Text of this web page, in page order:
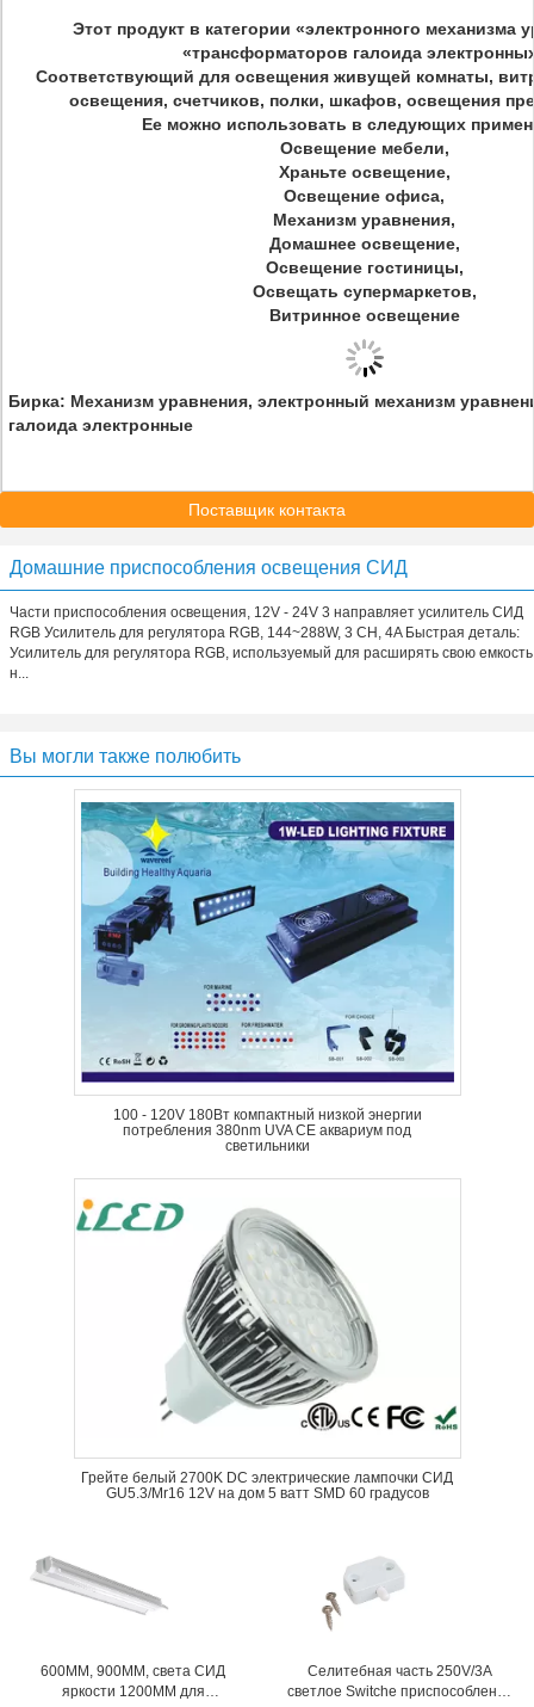
Этот продукт в категории «электронного механизма
«трансформаторов галоида
Соответствующий для освещения живущей комнаты,
освещения, счетчиков, полки, шкафов, освещения
Ее можно использовать в следующих
Освещение мебели,
Храньте освещение,
Освещение офиса,
Механизм уравнения,
Домашнее освещение,
Освещение гостиницы,
Освещать супермаркетов,
Витринное освещение
Бирка: Механизм уравнения, электронный механизм
галоида электронные
Поставщик контакта
Домашние приспособления освещения СИД
Части приспособления освещения, 12V - 24V 3 направляет усилитель СИД
RGB Усилитель для регулятора RGB, 144~288W, 3 CH, 4A Быстрая деталь:
Усилитель для регулятора RGB, используемый для расширять свою емкость
н...
Вы могли также полюбить
100 - 120V 180Вт компактный низкой энергии
потребления 380nm UVA CE аквариум под
светильники
Грейте белый 2700K DC электрические лампочки СИД
GU5.3/Mr16 12V на дом 5 ватт SMD 60 градусов
600MM, 900MM, света СИД
яркости 1200MM для
Селитебная часть 250V/3A
светлое Switche приспособления